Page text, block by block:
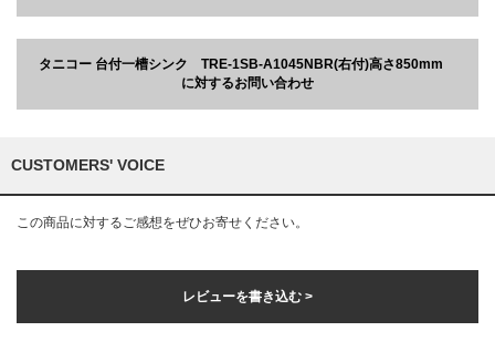
タニコー 台付一槽シンク TRE-1SB-A1045NBR(右付)高さ850mm
に対するお問い合わせ
CUSTOMERS' VOICE
この商品に対するご感想をぜひお寄せください。
レビューを書き込む >